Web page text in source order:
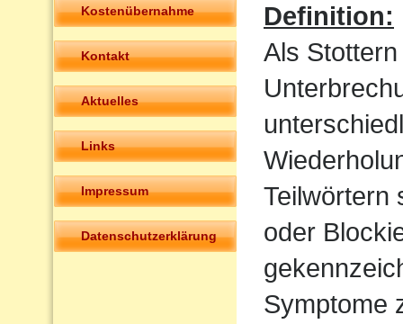
Kostenübernahme
Kontakt
Aktuelles
Links
Impressum
Datenschutzerklärung
Definition:
Als
Teilwörtern
oder
Symptome